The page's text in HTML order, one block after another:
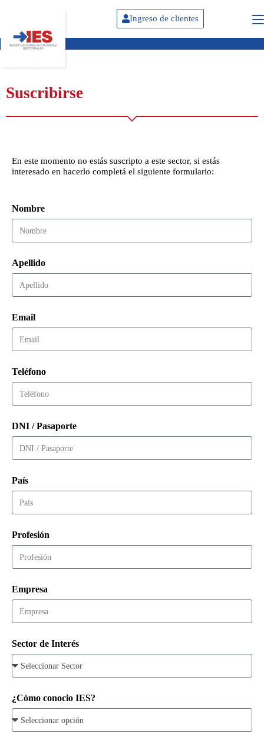
Ingreso de clientes
Suscribirse
En este momento no estás suscripto a este sector, si estás
interesado en hacerlo completá el siguiente formulario:
Nombre
Apellido
Email
Teléfono
DNI / Pasaporte
País
Profesión
Empresa
Sector de Interés
¿Cómo conocio IES?